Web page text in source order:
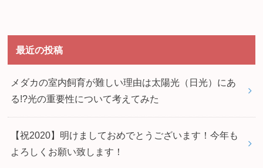
最近の投稿
メダカの室内飼育が難しい理由は太陽光（日光）にあ
る!?光の重要性について考えてみた
【祝2020】明けましておめでとうございます！今年も
よろしくお願い致します！